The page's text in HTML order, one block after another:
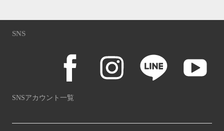
SNS
SNSアカウント一覧